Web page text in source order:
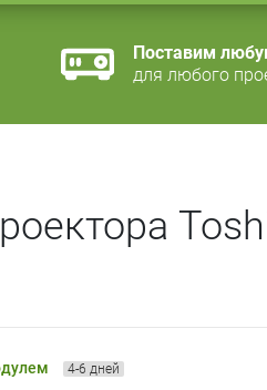
Поставим
для любого
4-6 дней